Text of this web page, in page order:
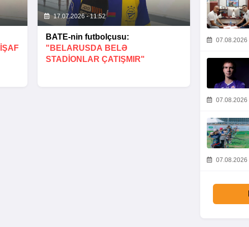
17.07.2026 - 11:52
BATE-nin futbolçusu:
"BELARUSDA BELƏ
STADIONLAR ÇATIŞMIR"
07.08.2026
07.08.2026
07.08.2026